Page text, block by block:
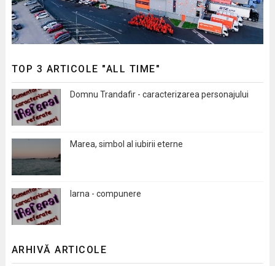
TOP 3 ARTICOLE "ALL TIME"
Domnu Trandafir - caracterizarea personajului
Marea, simbol al iubirii eterne
Iarna - compunere
ARHIVĂ ARTICOLE